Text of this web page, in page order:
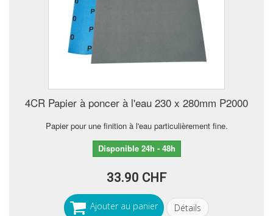
4CR Papier à poncer à l'eau 230 x 280mm P2000
Papier pour une finition à l'eau particulièrement fine.
Disponible 24h - 48h
33.90 CHF
Ajouter au panier Détails